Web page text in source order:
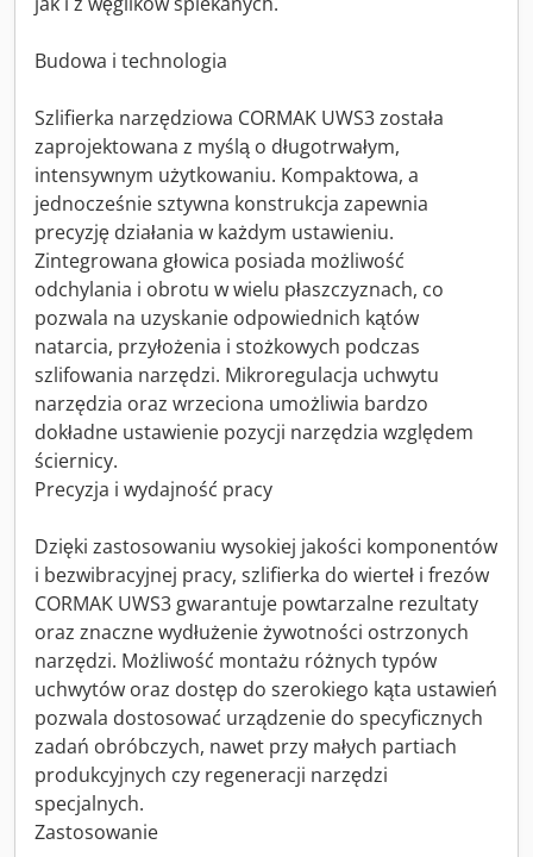
Budowa i technologia
Szlifierka narzędziowa CORMAK UWS3 została
zaprojektowana z myślą o długotrwałym,
intensywnym użytkowaniu. Kompaktowa, a
jednocześnie sztywna konstrukcja zapewnia
precyzję działania w każdym ustawieniu.
Zintegrowana głowica posiada możliwość
odchylania i obrotu w wielu płaszczyznach, co
pozwala na uzyskanie odpowiednich kątów
natarcia, przyłożenia i stożkowych podczas
szlifowania narzędzi. Mikroregulacja uchwytu
narzędzia oraz wrzeciona umożliwia bardzo
dokładne ustawienie pozycji narzędzia względem
ściernicy.
Precyzja i wydajność pracy
Dzięki zastosowaniu wysokiej jakości komponentów
i bezwibracyjnej pracy, szlifierka do wierteł i frezów
CORMAK UWS3 gwarantuje powtarzalne rezultaty
oraz znaczne wydłużenie żywotności ostrzonych
narzędzi. Możliwość montażu różnych typów
uchwytów oraz dostęp do szerokiego kąta ustawień
pozwala dostosować urządzenie do specyficznych
zadań obróbczych, nawet przy małych partiach
produkcyjnych czy regeneracji narzędzi
specjalnych.
Zastosowanie